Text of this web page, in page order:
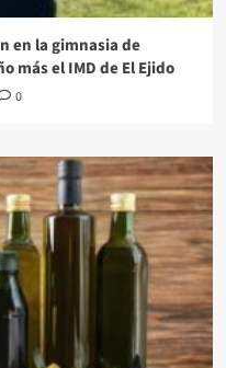
en la gimnasia de
más el IMD de El Ejido
0